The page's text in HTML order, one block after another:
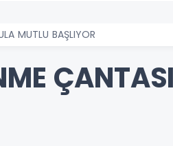
MUTLU BAŞLIYOR